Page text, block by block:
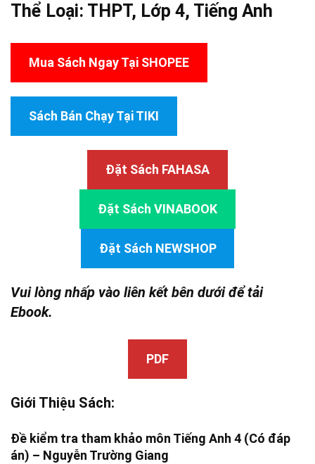
Thể Loại: THPT, Lớp 4, Tiếng Anh
Mua Sách Ngay Tại SHOPEE
Sách Bán Chạy Tại TIKI
Đặt Sách FAHASA
Đặt Sách VINABOOK
Đặt Sách NEWSHOP
Vui lòng nhấp vào liên kết bên dưới để tải
Ebook.
PDF
Giới Thiệu Sách:
Đề kiểm tra tham khảo môn Tiếng Anh 4 (Có đáp
án) – Nguyễn Trường Giang